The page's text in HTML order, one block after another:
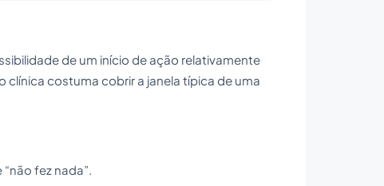
de um início de ação relativamente
costuma cobrir a janela típica de uma
fez nada”.